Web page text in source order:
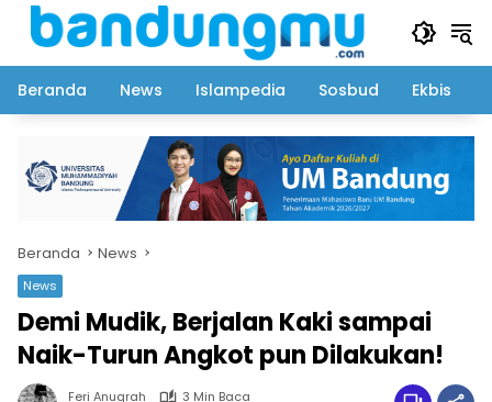
Langsung
Beranda
News Islampedia Sosbud Ekbis
Beranda News
News
Demi Mudik, Berjalan Kaki sampai
Naik-Turun Angkot pun Dilakukan!
Feri Anugrah
3 Min Baca